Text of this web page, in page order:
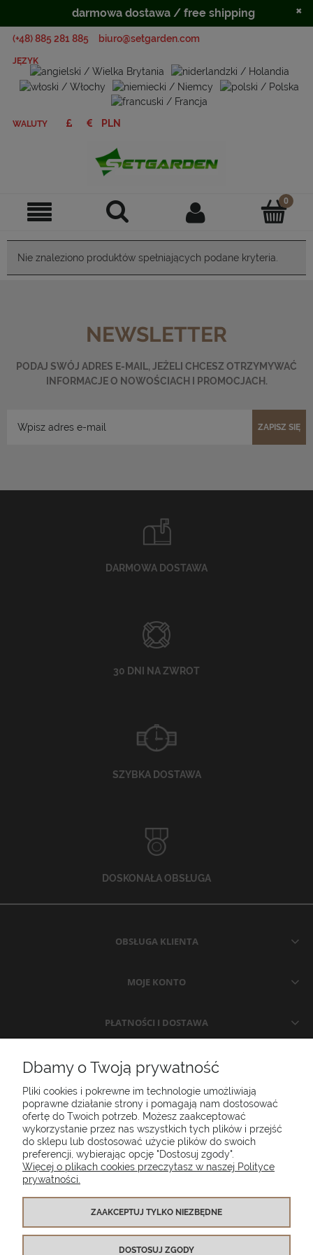
(+48) 885 281 885 biuro@setgarden.com
JĘZYK
WALUTY
Nie znaleziono produktów spełniających podane kryteria.
NEWSLETTER
PODAJ SWÓJ ADRES E-MAIL, JEŻELI CHCESZ OTRZYMYWAĆ
INFORMACJE O NOWOŚCIACH I PROMOCJACH.
ZAPISZ SIĘ
DARMOWA DOSTAWA
30 DNI NA ZWROT
SZYBKA DOSTAWA
DOSKONAŁA OBSŁUGA
OBSŁUGA KLIENTA
MOJE KONTO
PŁATNOŚCI I DOSTAWA
INFORMACJE
O NAS
Poduszki ogrodowe Setgarden.com | Lubelska 1A, 10-409 Olsztyn |
NIP: 7391986025
(+48) 885 281 885 biuro@setgarden.com
FACEBOOK PINTEREST
darmowa dostawa / free shipping ×
Dbamy o Twoją prywatność
Pliki cookies i pokrewne im technologie umożliwiają
poprawne działanie strony i pomagają nam dostosować
ofertę do Twoich potrzeb. Możesz zaakceptować
wykorzystanie przez nas wszystkich tych plików i przejść
do sklepu lub dostosować użycie plików do swoich
preferencji, wybierając opcję "Dostosuj zgody".
Więcej o plikach cookies przeczytasz w naszej Polityce
prywatności.
ZAAKCEPTUJ TYLKO NIEZBĘDNE
DOSTOSUJ ZGODY